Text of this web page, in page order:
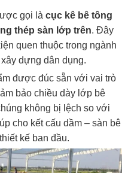
gọi là cục kê bê tông
thép sàn lớp trên. Đây
quen thuộc trong ngành
dựng dân dụng.
được đúc sẵn với vai trò
bảo chiều dày lớp bê
không bị lệch so với
cho kết cấu dầm – sàn bê
kế ban đầu.